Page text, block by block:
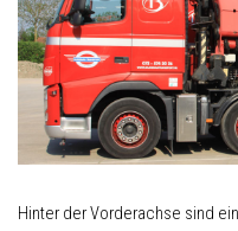
Hinter der Vorderachse sind